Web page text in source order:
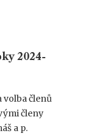
2024-
volba členů
členy
a p.